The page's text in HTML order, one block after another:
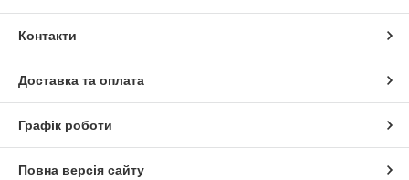
Контакти
Доставка та оплата
Графік роботи
Повна версія сайту